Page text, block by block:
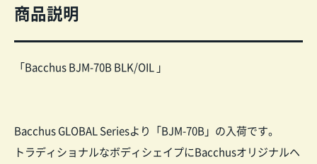
商品説明
「Bacchus BJM-70B BLK/OIL 」
Bacchus GLOBAL Seriesより「BJM-70B」の入荷です。
トラディショナルなボディシェイプにBacchusオリジナルヘ